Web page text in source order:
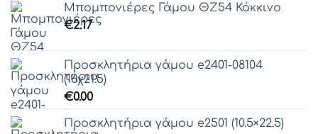
Μπομπονιέρες Γάμου ΘZ54 Κόκκινο
€2.17
Προσκλητήρια γάμου e2401-08104
(16χ21.5)
€0.00
Προσκλητήρια γάμου e2501 (10.5×22.5)